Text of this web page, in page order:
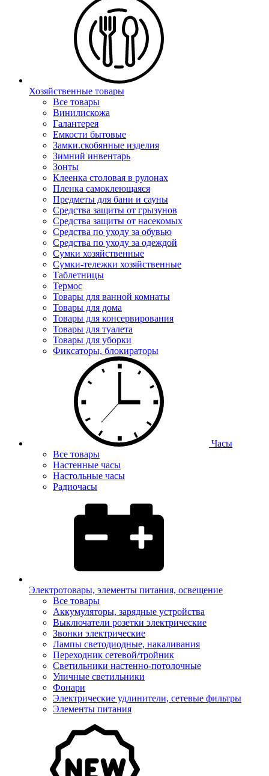
Хозяйственные товары
Все товары
Винилискожа
Галантерея
Емкости бытовые
Замки.скобянные изделия
Зимний инвентарь
Зонты
Клеенка столовая в рулонах
Пленка самоклеющаяся
Предметы для бани и сауны
Средства защиты от грызунов
Средства защиты от насекомых
Средства по уходу за обувью
Средства по уходу за одеждой
Сумки хозяйственные
Сумки-тележки хозяйственные
Таблетницы
Термос
Товары для ванной комнаты
Товары для дома
Товары для консервирования
Товары для туалета
Товары для уборки
Фиксаторы, блокираторы
Часы
Все товары
Настенные часы
Настольные часы
Радиочасы
Электротовары, элементы питания, освещение
Все товары
Аккумуляторы, зарядные устройства
Выключатели розетки электрические
Звонки электрические
Лампы светодиодные, накаливания
Переходник сетевой/тройник
Светильники настенно-потолочные
Уличные светильники
Фонари
Электрические удлинители, сетевые фильтры
Элементы питания